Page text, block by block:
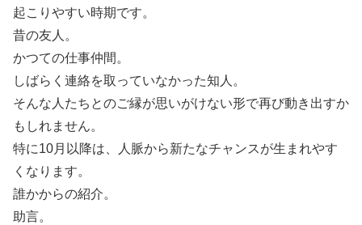
起こりやすい時期です。
昔の友人。
かつての仕事仲間。
しばらく連絡を取っていなかった知人。
そんな人たちとのご縁が思いがけない形で再び動き出すか
もしれません。
特に10月以降は、人脈から新たなチャンスが生まれやす
くなります。
誰かからの紹介。
助言。